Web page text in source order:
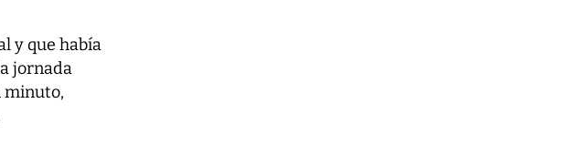
y que había
jornada
minuto,